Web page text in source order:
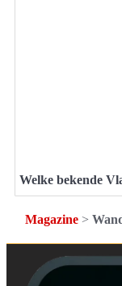
Welke bekende
Magazine>